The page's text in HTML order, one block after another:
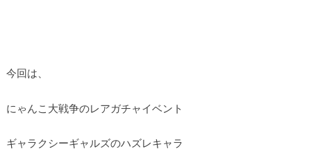
今回は、
にゃんこ大戦争のレアガチャイベント
ギャラクシーギャルズのハズレキャラ